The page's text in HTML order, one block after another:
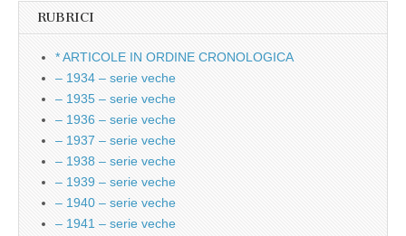
RUBRICI
* ARTICOLE IN ORDINE CRONOLOGICA
– 1934 – serie veche
– 1935 – serie veche
– 1936 – serie veche
– 1937 – serie veche
– 1938 – serie veche
– 1939 – serie veche
– 1940 – serie veche
– 1941 – serie veche